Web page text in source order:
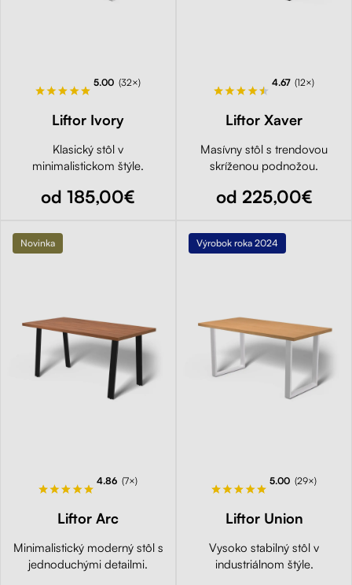
5.00 (32×)
Liftor Ivory
Klasický stôl v
minimalistickom štýle.
od 185,00€
4.67 (12×)
Liftor Xaver
Masívny stôl s trendovou
skríženou podnožou.
od 225,00€
Novinka
4.86 (7×)
Liftor Arc
Minimalistický moderný stôl s
jednoduchými detailmi.
Výrobok roka 2024
5.00 (29×)
Liftor Union
Vysoko stabilný stôl v
industriálnom štýle.